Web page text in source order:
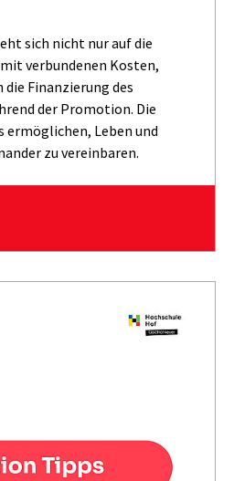
sich nicht nur auf die
verbundenen Kosten,
Finanzierung des
der Promotion. Die
ermöglichen, Leben und
zu vereinbaren.